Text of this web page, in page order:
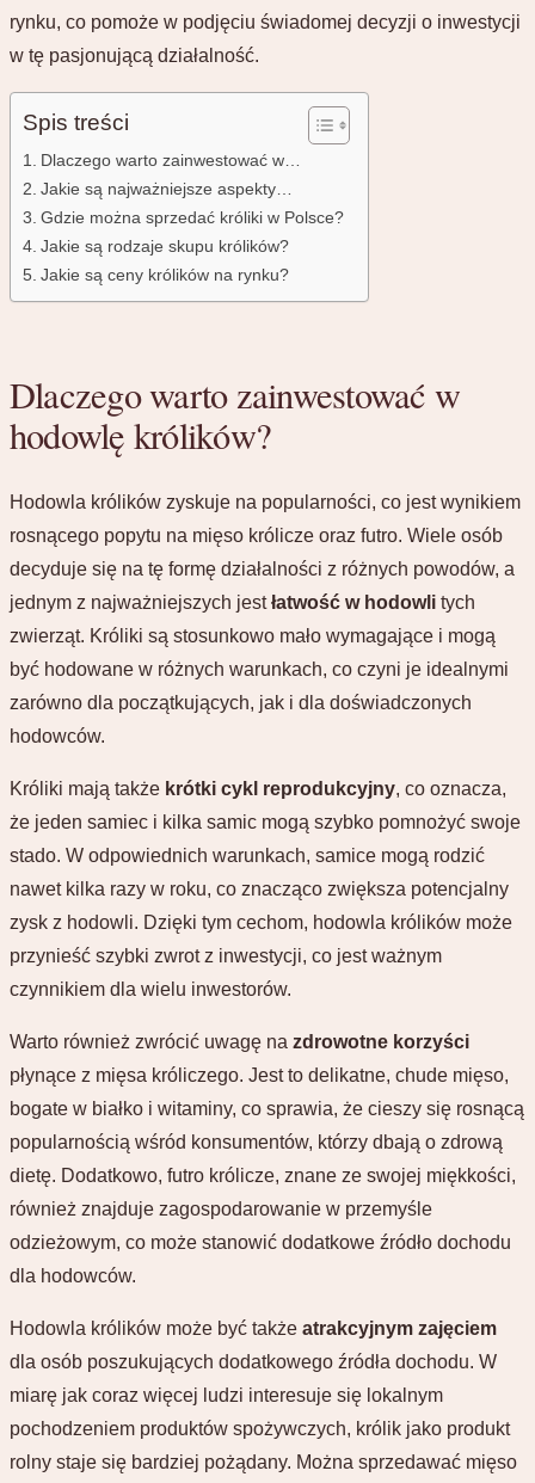
rynku, co pomoże w podjęciu świadomej decyzji o inwestycji
w tę pasjonującą działalność.
Spis treści
Dlaczego warto zainwestować w…
Jakie są najważniejsze aspekty…
Gdzie można sprzedać króliki w Polsce?
Jakie są rodzaje skupu królików?
Jakie są ceny królików na rynku?
Dlaczego warto zainwestować w
hodowlę królików?
Hodowla królików zyskuje na popularności, co jest wynikiem
rosnącego popytu na mięso królicze oraz futro. Wiele osób
decyduje się na tę formę działalności z różnych powodów, a
jednym z najważniejszych jestłatwość w hodowli tych
zwierząt. Króliki są stosunkowo mało wymagające i mogą
być hodowane w różnych warunkach, co czyni je idealnymi
zarówno dla początkujących, jak i dla doświadczonych
hodowców.
Króliki mają także krótki cykl reprodukcyjny, co oznacza,
że jeden samiec i kilka samic mogą szybko pomnożyć swoje
stado. W odpowiednich warunkach, samice mogą rodzić
nawet kilka razy w roku, co znacząco zwiększa potencjalny
zysk z hodowli. Dzięki tym cechom, hodowla królików może
przynieść szybki zwrot z inwestycji, co jest ważnym
czynnikiem dla wielu inwestorów.
Warto również zwrócić uwagę na zdrowotne korzyści
płynące z mięsa króliczego. Jest to delikatne, chude mięso,
bogate w białko i witaminy, co sprawia, że cieszy się rosnącą
popularnością wśród konsumentów, którzy dbają o zdrową
dietę. Dodatkowo, futro królicze, znane ze swojej miękkości,
również znajduje zagospodarowanie w przemyśle
odzieżowym, co może stanowić dodatkowe źródło dochodu
dla hodowców.
Hodowla królików może być także atrakcyjnym zajęciem
dla osób poszukujących dodatkowego źródła dochodu. W
miarę jak coraz więcej ludzi interesuje się lokalnym
pochodzeniem produktów spożywczych, królik jako produkt
rolny staje się bardziej pożądany. Można sprzedawać mięso